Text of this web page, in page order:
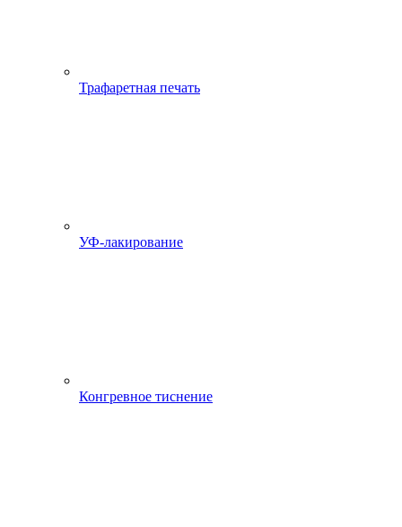
Трафаретная печать
УФ-лакирование
Конгревное тиснение